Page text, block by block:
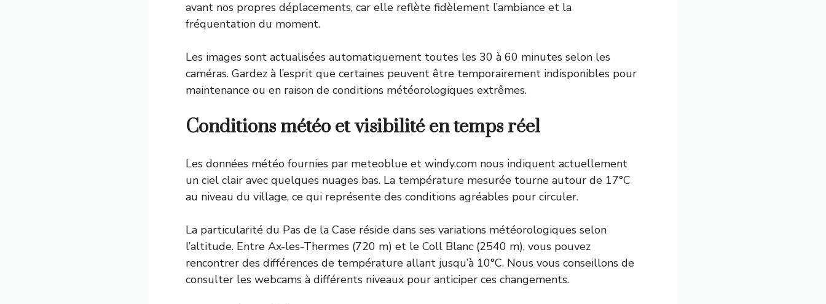
avant nos propres déplacements, car elle reflète fidèlement l’ambiance et la
fréquentation du moment.
Les images sont actualisées automatiquement toutes les 30 à 60 minutes selon les
caméras. Gardez à l’esprit que certaines peuvent être temporairement indisponibles pour
maintenance ou en raison de conditions météorologiques extrêmes.
Conditions météo et visibilité en temps réel
Les données météo fournies par meteoblue et windy.com nous indiquent actuellement
un ciel clair avec quelques nuages bas. La température mesurée tourne autour de 17°C
au niveau du village, ce qui représente des conditions agréables pour circuler.
La particularité du Pas de la Case réside dans ses variations météorologiques selon
l’altitude. Entre Ax-les-Thermes (720 m) et le Coll Blanc (2540 m), vous pouvez
rencontrer des différences de température allant jusqu’à 10°C. Nous vous conseillons de
consulter les webcams à différents niveaux pour anticiper ces changements.